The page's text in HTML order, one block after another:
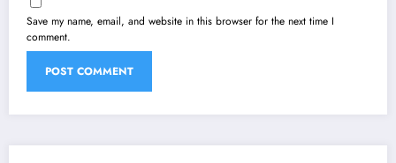
Save my name, email, and website in this browser for the next time I
comment.